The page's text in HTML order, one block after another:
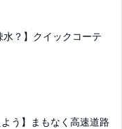
水？】クイックコーテ
よう】まもなく高速道路